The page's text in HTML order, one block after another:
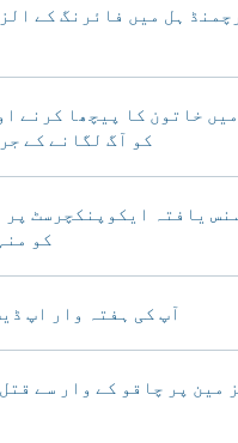
ہل میں فائرنگ کے
خاتون کا پیچھا کرنے
کو آگ لگانے کے
یافتہ ایکوپنکچرسٹ
کو
آپ کی ہفتہ وار اپ ڈیٹ –
مین پر چاقو کے وار سے